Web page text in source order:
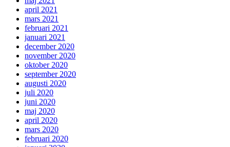
april 2021
mars 2021
februari 2021
januari 2021
december 2020
november 2020
oktober 2020
september 2020
augusti 2020
juli 2020
juni 2020
maj 2020
april 2020
mars 2020
februari 2020